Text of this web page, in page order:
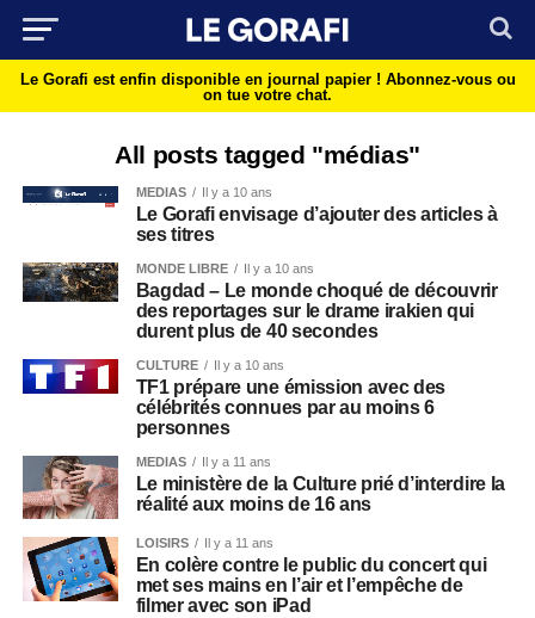
Le Gorafi est enfin disponible en journal papier ! Abonnez-vous ou
on tue votre chat.
All posts tagged "médias"
MEDIAS Il y a 10 ans
Le Gorafi envisage d’ajouter des articles à
ses titres
MONDE LIBRE Il y a 10 ans
Bagdad – Le monde choqué de découvrir
des reportages sur le drame irakien qui
durent plus de 40 secondes
CULTURE Il y a 10 ans
TF1 prépare une émission avec des
célébrités connues par au moins 6
personnes
MEDIAS Il y a 11 ans
Le ministère de la Culture prié d’interdire la
réalité aux moins de 16 ans
LOISIRS Il y a 11 ans
En colère contre le public du concert qui
met ses mains en l’air et l’empêche de
filmer avec son iPad